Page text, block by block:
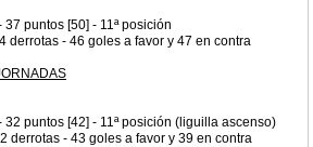
37 puntos [50] - 11ª posición
derrotas - 46 goles a favor y 47 en contra
32 puntos [42] - 11ª posición (liguilla ascenso)
derrotas - 43 goles a favor y 39 en contra